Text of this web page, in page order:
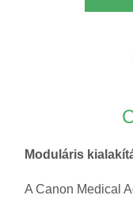
Moduláris
A Canon Medical